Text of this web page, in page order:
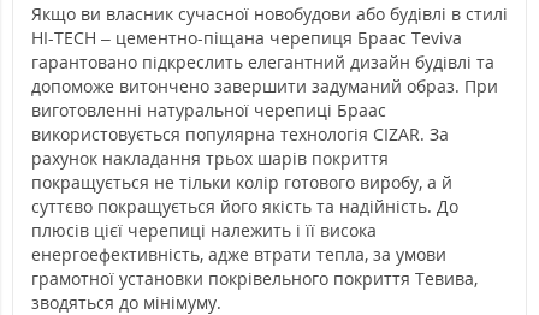
Якщо ви власник сучасної новобудови або будівлі в стилі
HI-TECH – цементно-піщана черепиця Браас Teviva
гарантовано підкреслить елегантний дизайн будівлі та
допоможе витончено завершити задуманий образ. При
виготовленні натуральної черепиці Браас
використовується популярна технологія CIZAR. За
рахунок накладання трьох шарів покриття
покращується не тільки колір готового виробу, а й
суттєво покращується його якість та надійність. До
плюсів цієї черепиці належить і її висока
енергоефективність, адже втрати тепла, за умови
грамотної установки покрівельного покриття Тевива,
зводяться до мінімуму.